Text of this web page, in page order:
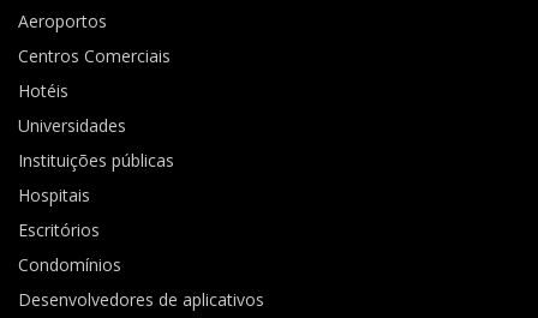
Aeroportos
Centros Comerciais
Hotéis
Universidades
Instituições públicas
Hospitais
Escritórios
Condomínios
Desenvolvedores de aplicativos